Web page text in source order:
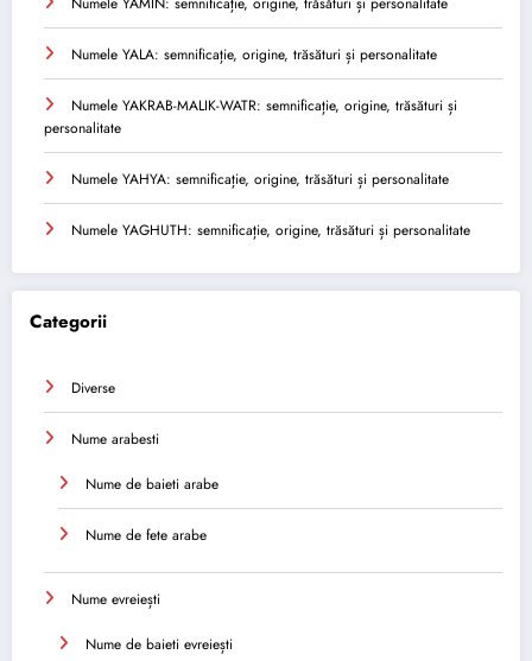
Numele YALA: semnificație, origine, trăsături și personalitate
Numele YAKRAB-MALIK-WATR: semnificație, origine, trăsături și
personalitate
Numele YAHYA: semnificație, origine, trăsături și personalitate
Numele YAGHUTH: semnificație, origine, trăsături și personalitate
Categorii
Diverse
Nume arabesti
Nume de baieti arabe
Nume de fete arabe
Nume evreiești
Nume de baieti evreiești